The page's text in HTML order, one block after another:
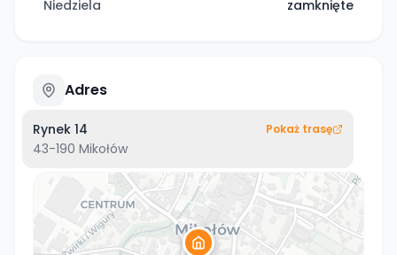
Niedziela zamknięte
Adres
Rynek 14
43-190 Mikołów
Pokaż trasę